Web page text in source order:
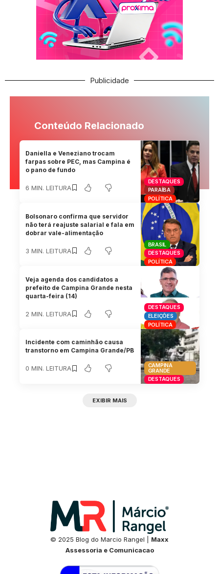
Publicidade
Conteúdo Relacionado
DESTAQUES
PARAÍBA
POLÍTICA
Daniella e Veneziano trocam
farpas sobre PEC, mas Campina é
o pano de fundo
6 MIN. LEITURA
BRASIL
DESTAQUES
POLÍTICA
Bolsonaro confirma que servidor
não terá reajuste salarial e fala em
dobrar vale-alimentação
3 MIN. LEITURA
DESTAQUES
ELEIÇÕES
POLÍTICA
Veja agenda dos candidatos a
prefeito de Campina Grande nesta
quarta-feira (14)
2 MIN. LEITURA
CAMPINA
GRANDE
DESTAQUES
Incidente com caminhão causa
transtorno em Campina Grande/PB
0 MIN. LEITURA
EXIBIR MAIS
© 2025 Blog do Marcio Rangel | Maxx
Assessoria e Comunicacao